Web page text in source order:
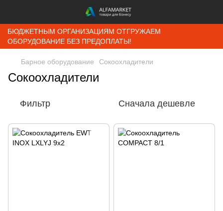
БЮДЖЕТНЫМ ОРГАНИЗАЦИЯМ ОТГРУЖАЕМ
ОБОРУДОВАНИЕ БЕЗ ПРЕДОПЛАТЫ!
Барное оборудование Сокоохладители
Сокоохладители
Фильтр Сначала дешевле